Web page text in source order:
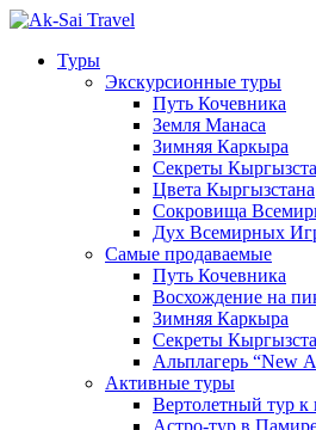
Туры
Экскурсионные туры
Путь Кочевника
Земля Манаса
Зимняя Каркыра
Секреты
Цвета Кыргызстана
Сокровища
Дух Всемирных
Самые продаваемые
Путь Кочевника
Восхождение на
Зимняя Каркыра
Секреты
Альплагерь “New
Активные туры
Вертолетный тур
Астро-тур в